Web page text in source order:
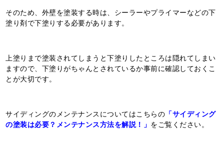
そのため、外壁を塗装する時は、シーラーやプライマーなどの下
塗り剤で下塗りする必要があります。
上塗りまで塗装されてしまうと下塗りしたところは隠れてしまい
ますので、下塗りがちゃんとされているか事前に確認しておくこ
とが大切です。
サイディングのメンテナンスについてはこちらの 「サイディング
の塗装は必要？メンテナンス方法を解説！」 をご覧ください。